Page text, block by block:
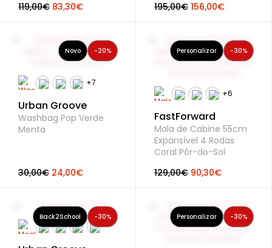
119,00€ 83,30€
195,00€ 156,00€
Novo -20%
Urban Groove
Washbag Pop Verde
Menta
30,00€ 24,00€
Personalizar -30%
FastForward
Mala de Cabine 55cm
Expansível 4 Rodas
Coral Pôr-do-Sol
129,00€ 90,30€
Back2School -30% Personalizar -30%